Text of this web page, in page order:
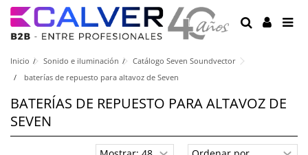
Inicio Sonido e iluminación
Catálogo Seven Soundvector
baterías de repuesto para altavoz de Seven
BATERÍAS DE REPUESTO PARA ALTAVOZ DE
SEVEN